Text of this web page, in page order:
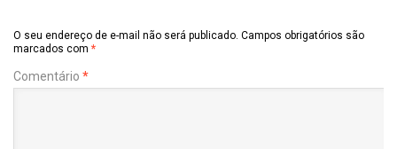
O seu endereço de e-mail não será publicado. Campos obrigatórios são
marcados com *
Comentário *